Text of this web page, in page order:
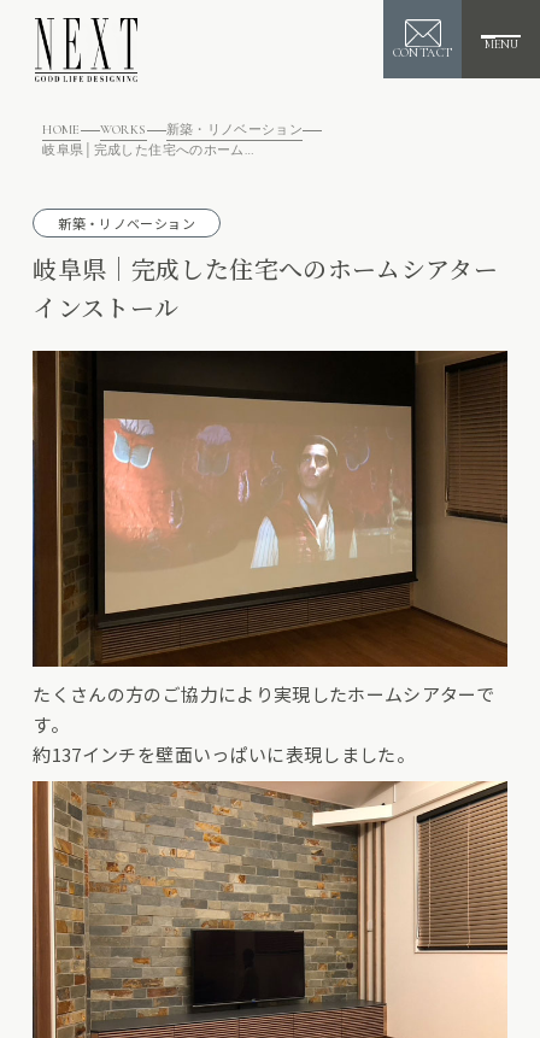
CONTACT
MENU
HOME WORKS
新築・リノベーション
岐阜県│完成した住宅へのホームシアターインストール
新築・リノベーション
岐阜県│完成した住宅へのホームシアター
インストール
たくさんの方のご協力により実現したホームシアターで
す。
約137インチを壁面いっぱいに表現しました。